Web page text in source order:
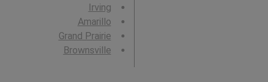
Irving
Amarillo
Grand Prairie
Brownsville